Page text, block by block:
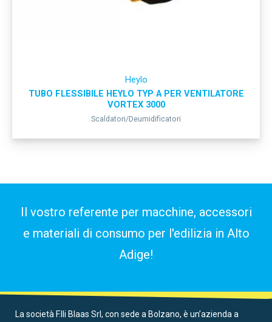
Heylo
TUBO FLESSIBILE HEYLO TYP A PER VENTILATORE
VORTEX 3000
Scaldatori/Deumidificatori
Il vostro referente per macchine, accessori
e materiali di consumo per l'edilizia in Alto
Adige!
La società F.lli Blaas Srl, con sede a Bolzano, è un’azienda a